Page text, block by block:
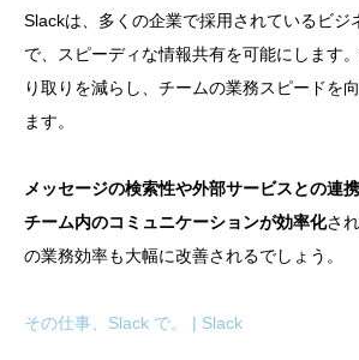
Slackは、多くの企業で採用されているビジ
で、スピーディな情報共有を可能にします
り取りを減らし、チームの業務スピードを
ます。
メッセージの検索性や外部サービスとの連
チーム内のコミュニケーションが効率化さ
の業務効率も大幅に改善されるでしょう。
その仕事、Slack で。 | Slack